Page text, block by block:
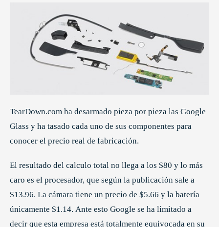
TearDown.com ha desarmado pieza por pieza las Google
Glass y ha tasado cada uno de sus componentes para
conocer el precio real de fabricación.
El resultado del calculo total no llega a los $80 y lo más
caro es el procesador, que según la publicación sale a
$13.96. La cámara tiene un precio de $5.66 y la batería
únicamente $1.14. Ante esto Google se ha limitado a
decir que esta empresa está totalmente equivocada en su